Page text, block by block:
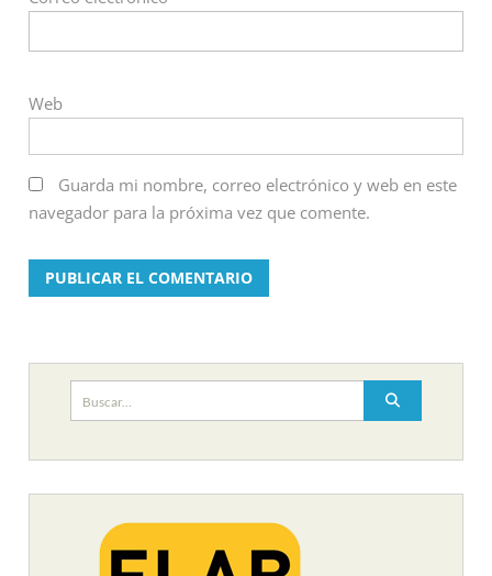
Web
Guarda mi nombre, correo electrónico y web en este
navegador para la próxima vez que comente.